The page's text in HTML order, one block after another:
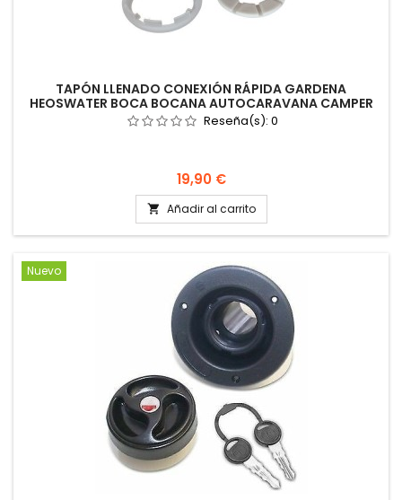
TAPÓN LLENADO CONEXIÓN RÁPIDA GARDENA
HEOSWATER BOCA BOCANA AUTOCARAVANA CAMPER
Reseña(s): 0
Precio
19,90 €
 Añadir al carrito
Nuevo